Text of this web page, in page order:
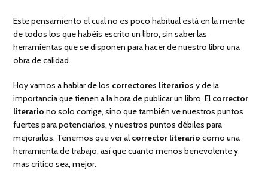
Este pensamiento el cual no es poco habitual está en la mente
de todos los que habéis escrito un libro, sin saber las
herramientas que se disponen para hacer de nuestro libro una
obra de calidad.
Hoy vamos a hablar de los correctores literarios y de la
importancia que tienen a la hora de publicar un libro. El corrector
literariono solo corrige, sino que también ve nuestros puntos
fuertes para potenciarlos, y nuestros puntos débiles para
mejorarlos. Tenemos que ver al corrector literariocomo una
herramienta de trabajo, así que cuanto menos benevolente y
mas critico sea, mejor.